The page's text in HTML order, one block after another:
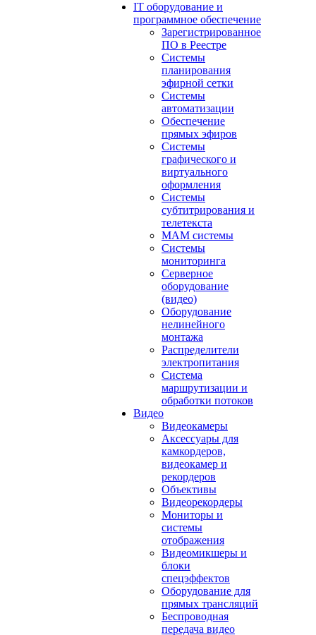
IT оборудование и
программное обеспечение
Зарегистрированное
ПО в Реестре
Системы
планирования
эфирной сетки
Системы
автоматизации
Обеспечение
прямых эфиров
Системы
графического и
виртуального
оформления
Системы
субтитрирования и
телетекста
MAM системы
Системы
мониторинга
Серверное
оборудование
(видео)
Оборудование
нелинейного
монтажа
Распределители
электропитания
Система
маршрутизации и
обработки потоков
Видео
Видеокамеры
Аксессуары для
камкордеров,
видеокамер и
рекордеров
Объективы
Видеорекордеры
Мониторы и
системы
отображения
Видеомикшеры и
блоки
спецэффектов
Оборудование для
прямых трансляций
Беспроводная
передача видео